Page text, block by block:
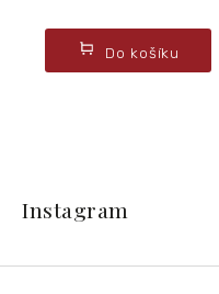
Do košíku
t
Instagram